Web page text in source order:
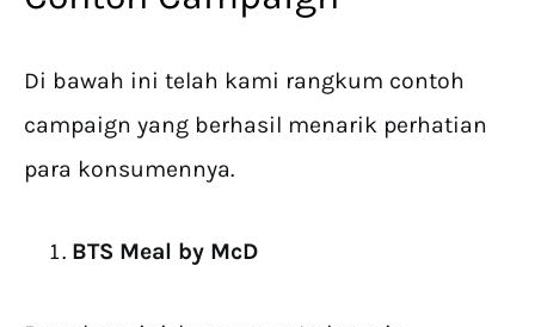
Di bawah ini telah kami rangkum contoh
campaign yang berhasil menarik perhatian
para konsumennya.
BTS Meal by McD